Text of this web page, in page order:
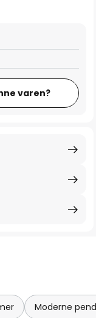
varen?
Moderne